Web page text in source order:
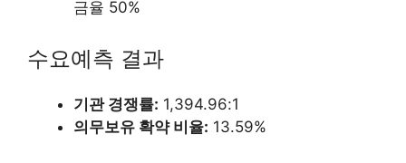
금율 50%
수요예측 결과
기관 경쟁률: 1,394.96:1
의무보유 확약 비율: 13.59%